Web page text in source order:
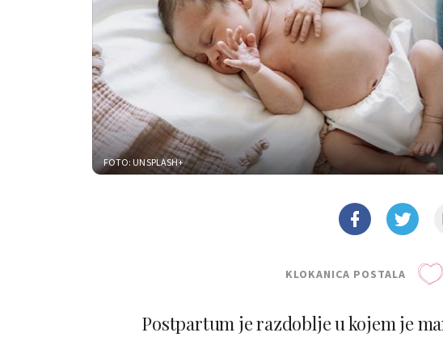
FOTO: UNSPLASH+
KLOKANICA POSTALA
Postpartum je razdoblje u kojem je